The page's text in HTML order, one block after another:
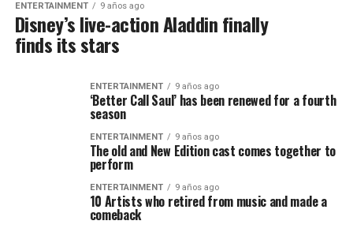
ENTERTAINMENT 9 años ago
Disney’s live-action Aladdin finally
finds its stars
ENTERTAINMENT 9 años ago
‘Better Call Saul’ has been renewed for a fourth
season
ENTERTAINMENT 9 años ago
The old and New Edition cast comes together to
perform
ENTERTAINMENT 9 años ago
10 Artists who retired from music and made a
comeback